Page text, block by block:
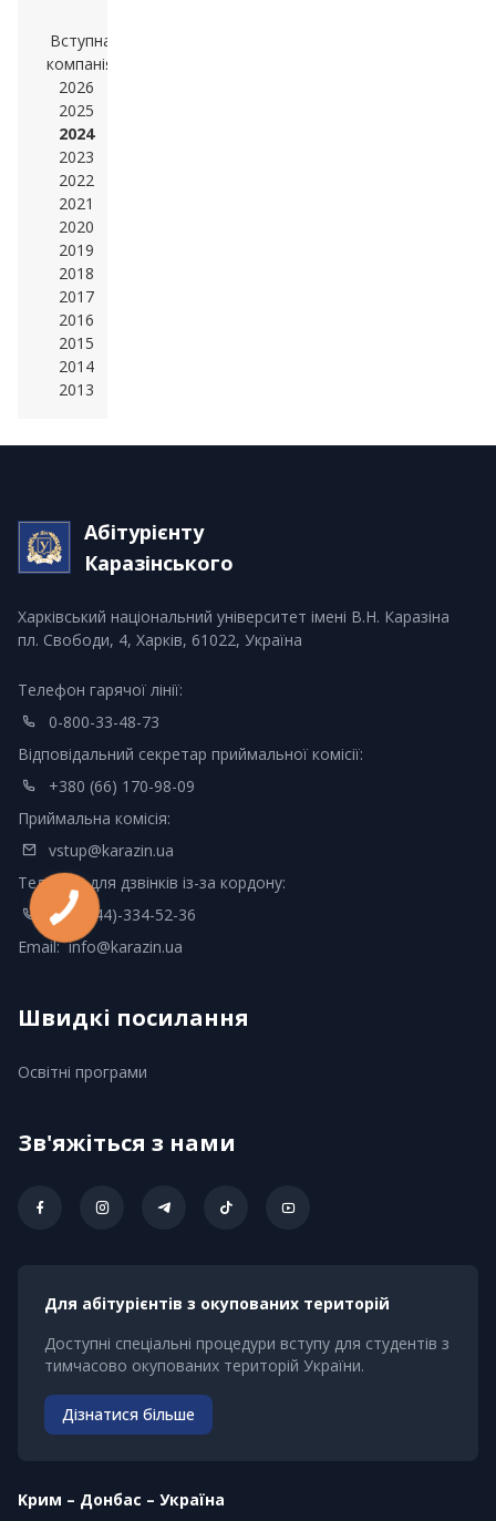
Вступна
компанія
2026
2025
2024
2023
2022
2021
2020
2019
2018
2017
2016
2015
2014
2013
Абітурієнту
Каразінського
Харківський національний університет імені В.Н. Каразіна
пл. Свободи, 4, Харків, 61022, Україна
Телефон гарячої лінії:
0-800-33-48-73
Відповідальний секретар приймальної комісії:
+380 (66) 170-98-09
Приймальна комісія:
vstup@karazin.ua
Телефон для дзвінків із-за кордону:
+380 (44)-334-52-36
Email: info@karazin.ua
Швидкі посилання
Освітні програми
Зв'яжіться з нами
Для абітурієнтів з окупованих територій
Доступні спеціальні процедури вступу для студентів з
тимчасово окупованих територій України.
Дізнатися більше
Kрим – Донбас – Україна